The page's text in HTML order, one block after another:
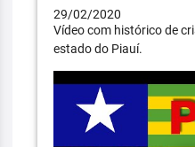
29/02/2020
Vídeo com histórico de
estado do Piauí.